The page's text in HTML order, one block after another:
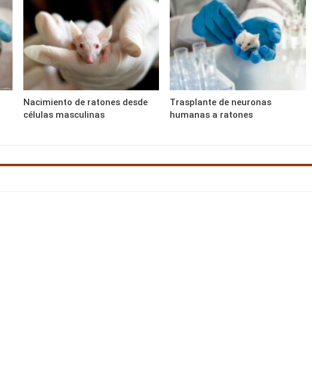
Nacimiento de ratones desde
células masculinas
Trasplante de neuronas
humanas a ratones